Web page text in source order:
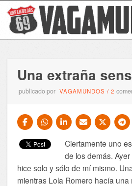
Una extraña
publicado por VAGAMUNDOS /2
Ciertamente uno
de los demás.
hice solo y sólo de mí mismo.
mientras Lola Romero hacía